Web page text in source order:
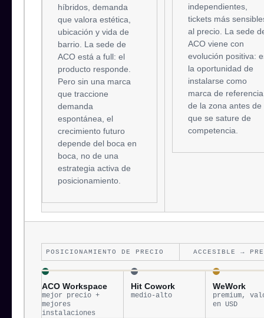
híbridos, demanda
que valora estética,
ubicación y vida de
barrio. La sede de
ACO está a full: el
producto responde.
Pero sin una marca
que traccione
demanda
espontánea, el
crecimiento futuro
depende del boca en
boca, no de una
estrategia activa de
posicionamiento.
independientes,
tickets más
al precio. La sede
ACO viene con
evolución positiva:
la oportunidad de
instalarse como
marca de referencia
de la zona antes de
que se sature de
competencia.
POSICIONAMIENTO DE PRECIO ACCESIBLE →
ACO Workspace
mejor precio +
mejores
instalaciones
Hit Cowork
medio-alto
WeWork
premium,
en USD